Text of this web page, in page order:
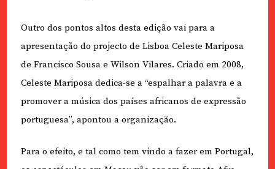
Outro dos pontos altos desta edição vai para a
apresentação do projecto de Lisboa Celeste Mariposa
de Francisco Sousa e Wilson Vilares. Criado em 2008,
Celeste Mariposa dedica-se a “espalhar a palavra e a
promover a música dos países africanos de expressão
portuguesa”, apontou a organização.
Para o efeito, e tal como tem vindo a fazer em Portugal,